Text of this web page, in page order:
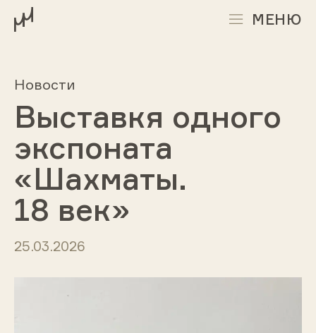
МЕНЮ
Новости
Выставкя одного
экспоната
«Шахматы.
18 век»
25.03.2026